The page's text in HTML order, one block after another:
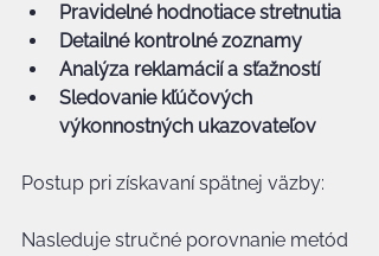
Pravidelné hodnotiace stretnutia
Detailné kontrolné zoznamy
Analýza reklamácií a sťažností
Sledovanie kľúčových
výkonnostných ukazovateľov
Postup pri získavaní spätnej väzby:
Nasleduje stručné porovnanie metód